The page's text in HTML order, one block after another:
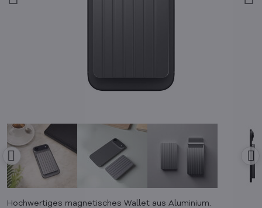
Hochwertiges magnetisches Wallet aus Aluminium.